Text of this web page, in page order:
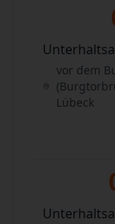
vor dem
Lübeck